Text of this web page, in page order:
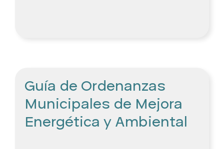
Guía de Ordenanzas
Municipales de Mejora
Energética y Ambiental